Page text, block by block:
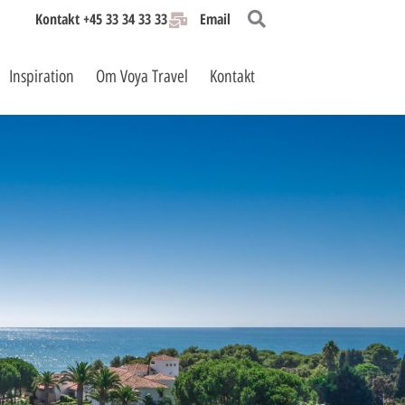
Kontakt +45 33 34 33 33 Email
Inspiration Om Voya Travel Kontakt